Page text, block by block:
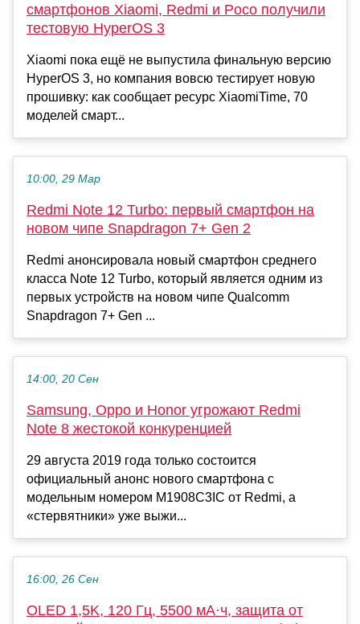
смартфонов Xiaomi, Redmi и Poco получили
тестовую HyperOS 3
Xiaomi пока ещё не выпустила финальную версию
HyperOS 3, но компания вовсю тестирует новую
прошивку: как сообщает ресурс XiaomiTime, 70
моделей смарт...
10:00, 29 Мар
Redmi Note 12 Turbo: первый смартфон на
новом чипе Snapdragon 7+ Gen 2
Redmi анонсировала новый смартфон среднего
класса Note 12 Turbo, который является одним из
первых устройств на новом чипе Qualcomm
Snapdragon 7+ Gen ...
14:00, 20 Сен
Samsung, Oppo и Honor угрожают Redmi
Note 8 жестокой конкуренцией
29 августа 2019 года только состоится
официальный анонс нового смартфона с
модельным номером M1908C3IC от Redmi, а
«стервятники» уже выжи...
16:00, 26 Сен
OLED 1,5K, 120 Гц, 5500 мА·ч, защита от